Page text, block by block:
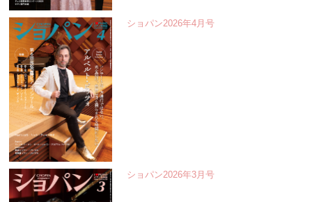
ショパン2026年4月号
ショパン2026年3月号